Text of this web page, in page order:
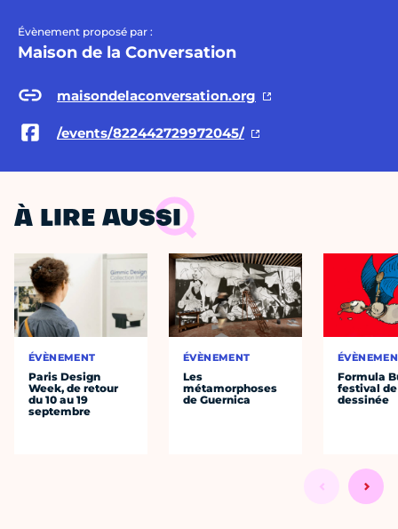
Évènement proposé par :
Maison de la Conversation
maisondelaconversation.org
/events/822442729972045/
À LIRE AUSSI
ÉVÈNEMENT
Paris Design
Week, de retour
du 10 au 19
septembre
ÉVÈNEMENT
Les
métamorphoses
de Guernica
Formula
festival
dessinée